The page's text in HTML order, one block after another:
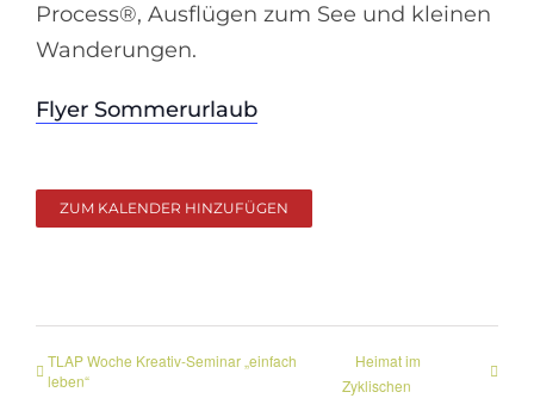
Process®, Ausflügen zum See und kleinen
Wanderungen.
Flyer Sommerurlaub
ZUM KALENDER HINZUFÜGEN
TLAP Woche Kreativ-Seminar „einfach
leben“
Heimat im
Zyklischen